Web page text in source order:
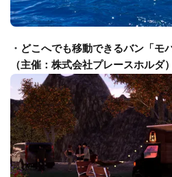
・ どこへでも移動できるバン「モ
（主催：株式会社プレースホルダ）